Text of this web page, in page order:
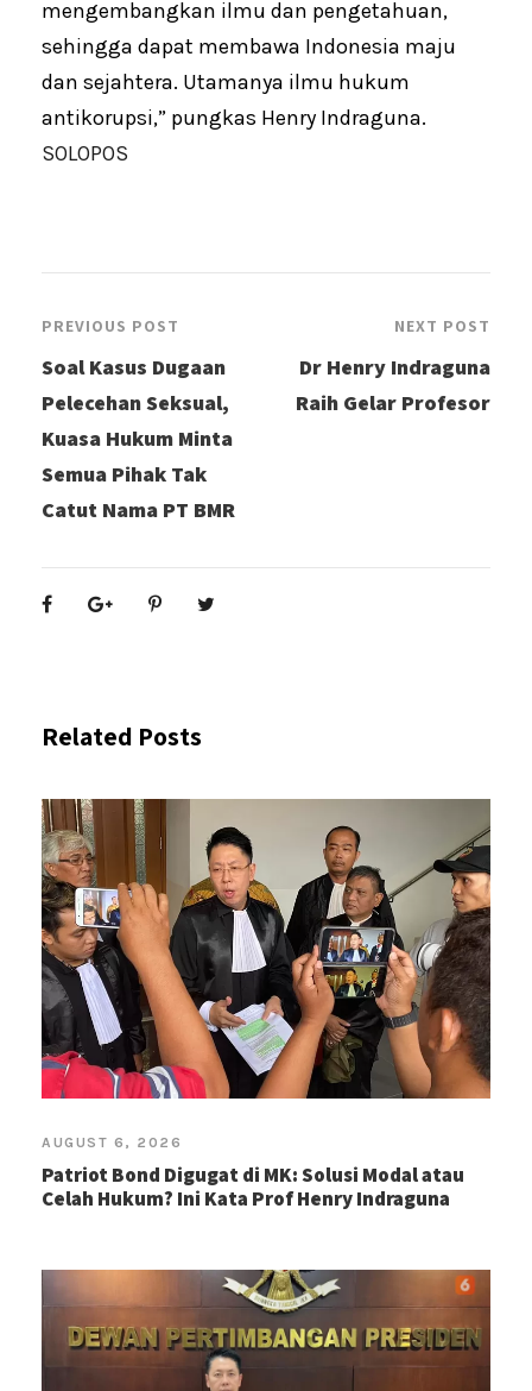
mengembangkan ilmu dan pengetahuan,
sehingga dapat membawa Indonesia maju
dan sejahtera. Utamanya ilmu hukum
antikorupsi,” pungkas Henry Indraguna.
SOLOPOS
PREVIOUS POST
Soal Kasus Dugaan
Pelecehan Seksual,
Kuasa Hukum Minta
Semua Pihak Tak
Catut Nama PT BMR
NEXT POST
Dr Henry Indraguna
Raih Gelar Profesor
Related Posts
AUGUST 6, 2026
Patriot Bond Digugat di MK: Solusi Modal atau
Celah Hukum? Ini Kata Prof Henry Indraguna